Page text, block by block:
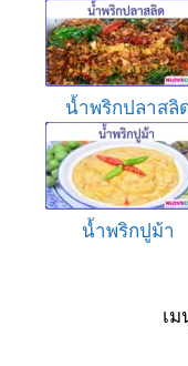
น้ำพริกปลาสลิ
น้ำพริกปูม้า
เ